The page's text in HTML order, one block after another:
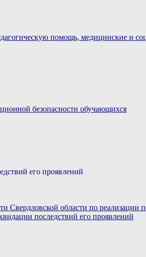
помощь, медицинские и
безопасности обучающихся
его проявлений
Свердловской области по реализации
последствий его проявлений